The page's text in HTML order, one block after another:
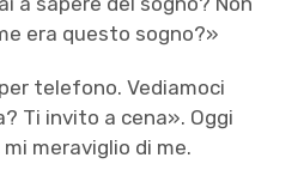
era questo sogno?»
telefono. Vediamoci
Ti invito a cena». Oggi
meraviglio di me.